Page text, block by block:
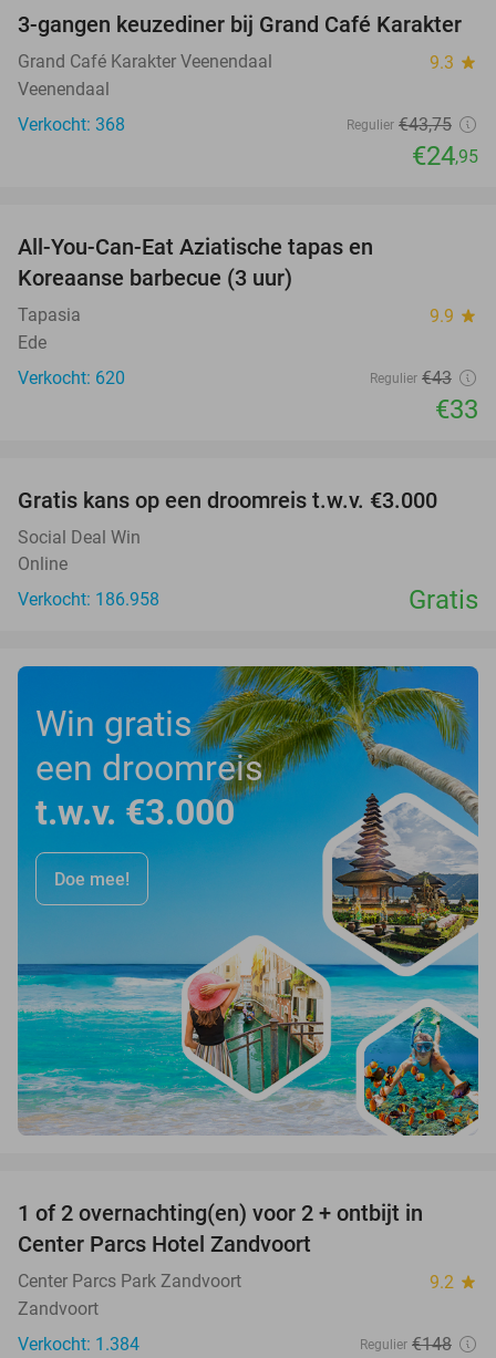
43%
3-gangen keuzediner bij Grand Café Karakter
Grand Café Karakter Veenendaal 9.3 star
Veenendaal
Verkocht: 368
Regulier €43,75
€24,95
All-You-Can-Eat Aziatische tapas en
Koreaanse barbecue (3 uur)
Tapasia 9.9 star
Ede
Verkocht: 620
Regulier €43
€33
Gratis kans op een droomreis t.w.v. €3.000
Social Deal Win
Online
Verkocht: 186.958
Gratis
Win gratis
een droomreis
t.w.v. €3.000
Doe mee!
1 of 2 overnachting(en) voor 2 + ontbijt in
Center Parcs Hotel Zandvoort
Center Parcs Park Zandvoort 9.2 star
Zandvoort
Verkocht: 1.384
Regulier €148